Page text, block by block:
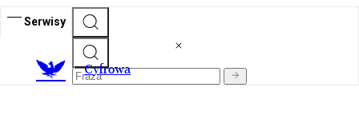
Serwisy
Cyfrowa